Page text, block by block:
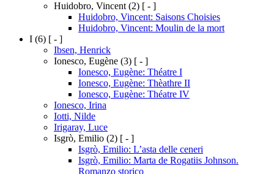
Huidobro, Vincent (2) [ - ]
Huidobro, Vincent: Saisons Choisies
Huidobro, Vincent: Moulin de la mort
I (6) [ - ]
Ibsen, Henrick
Ionesco, Eugène (3) [ - ]
Ionesco, Eugène: Théatre I
Ionesco, Eugène: Thèathre II
Ionesco, Eugène: Théatre IV
Ionesco, Irina
Iotti, Nilde
Irigaray, Luce
Isgrò, Emilio (2) [ - ]
Isgrò, Emilio: L’asta delle ceneri
Isgrò, Emilio: Marta de Rogatiis Johnson.
Romanzo storico